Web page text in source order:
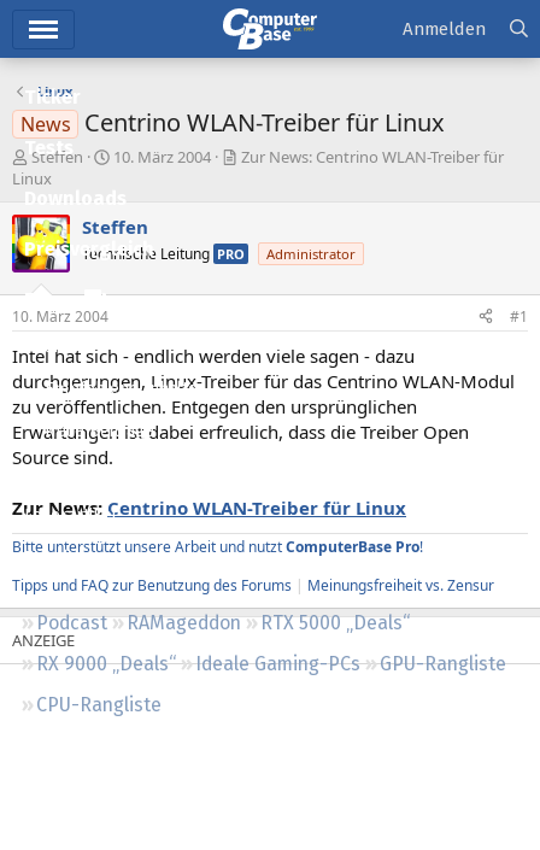
Ticker
Tests
Downloads
Preisvergleich
Forum
Aktuelles
Empfohlene Inhalte
Neue Beiträge
Leserartikel
Regeln
Podcast RAMageddon
RTX 5000 „Deals“
RX 9000 „Deals“
Ideale Gaming-PCs
GPU-Rangliste
CPU-Rangliste
Anmelden
Linux
News Centrino WLAN-Treiber für Linux
E
r
s
t
e
l
e
r
Steffen
E
s
t
l
a
m
10. März 2004
Zur News: Centrino WLAN-Treiber für
Linux
Steffen
Technische Leitung PRO Administrator
10. März 2004 #1
Intel hat sich - endlich werden viele sagen - dazu
durchgerungen, Linux-Treiber für das Centrino WLAN-Modul
zu veröffentlichen. Entgegen den ursprünglichen
Erwartungen ist dabei erfreulich, dass die Treiber Open
Source sind.
Zur News: Centrino WLAN-Treiber für Linux
Bitte unterstützt unsere Arbeit und nutztComputerBase Pro!
Tipps und FAQ zur Benutzung des Forums | Meinungsfreiheit vs. Zensur